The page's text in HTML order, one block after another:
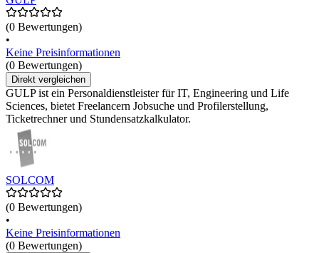
(0 Bewertungen)
•
Keine Preisinformationen
(0 Bewertungen)
Direkt vergleichen
GULP ist ein Personaldienstleister für IT, Engineering und Life
Sciences, bietet Freelancern Jobsuche und Profilerstellung,
Ticketrechner und Stundensatzkalkulator.
SOLCOM
(0 Bewertungen)
•
Keine Preisinformationen
(0 Bewertungen)